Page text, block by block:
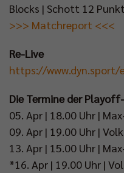
Blocks | Schott 12
>>> Matchreport <<<
Re-Live
https://www.dyn.sport/
Die Termine der
05. Apr | 18.00 Uhr |
09. Apr | 19.00 Uhr |
13. Apr | 15.00 Uhr |
*16. Apr | 19.00 Uhr |